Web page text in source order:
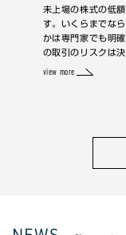
未上場の株式の低
す。いくらまでな
かは専門家でも明
の取引のリスクは
view more